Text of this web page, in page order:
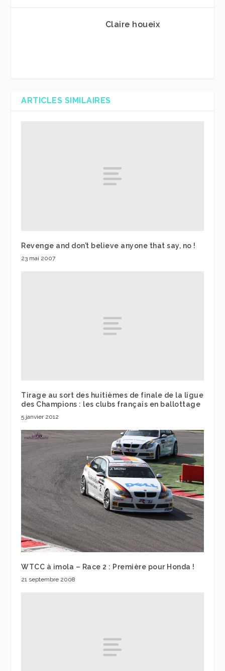
Claire houeix
ARTICLES SIMILAIRES
Revenge and don’t believe anyone that say, no !
23 mai 2007
Tirage au sort des huitièmes de finale de la ligue
des Champions : les clubs français en ballottage
5 janvier 2012
WTCC à imola – Race 2 : Première pour Honda !
21 septembre 2008